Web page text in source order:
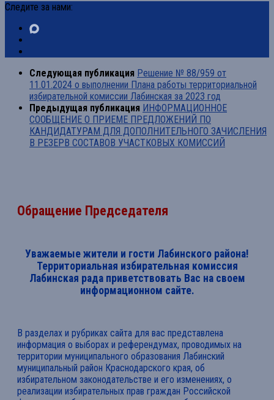
Следите за нами:
Следующая публикация Решение № 88/959 от
11.01.2024 о выполнении Плана работы территориальной
избирательной комиссии Лабинская за 2023 год
Предыдущая публикация ИНФОРМАЦИОННОЕ
СООБЩЕНИЕ О ПРИЕМЕ ПРЕДЛОЖЕНИЙ ПО
КАНДИДАТУРАМ ДЛЯ ДОПОЛНИТЕЛЬНОГО ЗАЧИСЛЕНИЯ
В РЕЗЕРВ СОСТАВОВ УЧАСТКОВЫХ КОМИССИЙ
Обращение Председателя
Уважаемые жители и гости Лабинского района!
Территориальная избирательная комиссия
Лабинская рада приветствовать Вас на своем
информационном сайте.
В разделах и рубриках сайта для вас представлена
информация о выборах и референдумах, проводимых на
территории муниципального образования Лабинский
муниципальный район Краснодарского края, об
избирательном законодательстве и его изменениях, о
реализации избирательных прав граждан Российской